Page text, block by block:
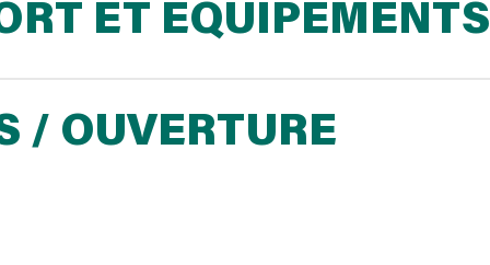
ET ÉQUIPEMENTS
/ OUVERTURE